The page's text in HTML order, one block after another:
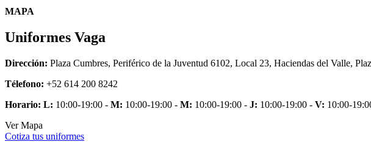
MAPA
Uniformes Vaga
Dirección: Plaza Cumbres, Periférico de la Juventud 6102, Local 23, Haciendas del Valle,
Télefono: +52 614 200 8242
Horario: L: 10:00-19:00 - M: 10:00-19:00 - M: 10:00-19:00 - J: 10:00-19:00 - V: 10:00-
Ver Mapa
Cotiza tus uniformes